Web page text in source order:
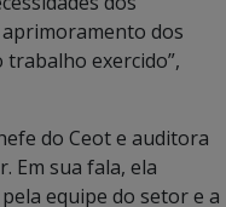
dos
exercido”,
do Ceot e auditora
Em sua fala, ela
equipe do setor e a